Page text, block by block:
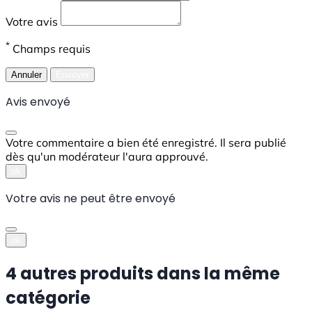
Votre avis
* Champs requis
Annuler
Avis envoyé
Votre commentaire a bien été enregistré. Il sera publié
dès qu'un modérateur l'aura approuvé.
Votre avis ne peut être envoyé
4 autres produits dans la même
catégorie